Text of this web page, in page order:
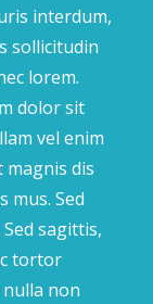
interdum,
sollicitudin
lorem.
dolor sit
vel enim
magnis dis
mus. Sed
sagittis,
tortor
non